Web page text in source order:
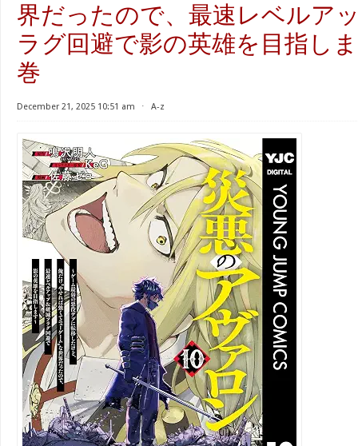
界だったので、最速レベルア
ラグ回避で影の英雄を目指しま
巻
December 21, 2025 10:51 am ⋅ A-z